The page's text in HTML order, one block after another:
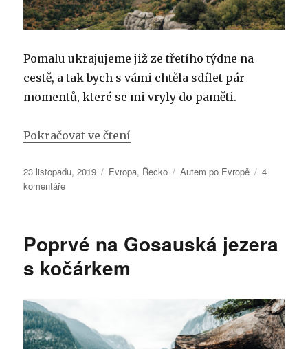
Pomalu ukrajujeme již ze třetího týdne na
cestě, a tak bych s vámi chtěla sdílet pár
momentů, které se mi vryly do paměti.
Pokračovat ve čtení„První minipříběhy z našeho
Publikováno:
23 listopadu, 2019 Rubriky:
Evropa, Řecko Štítky:
Autem po Evropě
4
komentářeu
První
z
po
Řecku
Poprvé na Gosauská jezera
s kočárkem